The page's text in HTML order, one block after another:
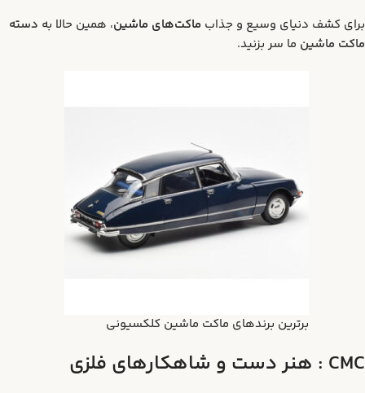
برای کشف دنیای وسیع و جذاب ماکت‌های ماشین، همین حالا به دسته
ماکت ماشین ما سر بزنید.
برترین برندهای ماکت ماشین کلکسیونی
CMC : هنر دست و شاهکارهای فلزی